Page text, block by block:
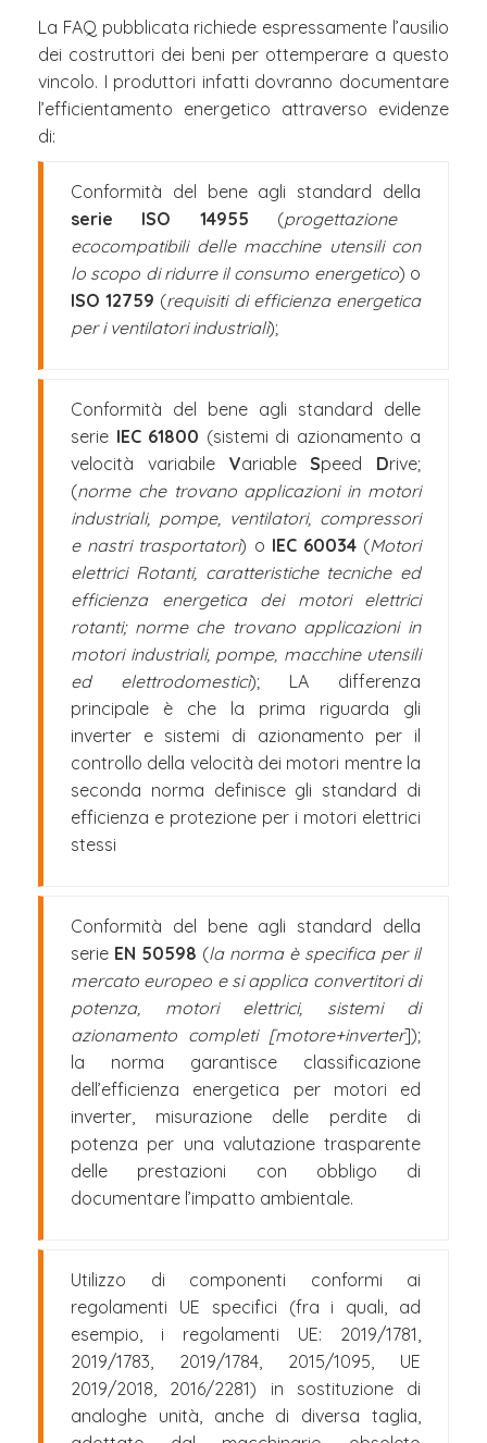
La FAQ pubblicata richiede espressamente l’ausilio
dei costruttori dei beni per ottemperare a questo
vincolo. I produttori infatti dovranno documentare
l’efficientamento energetico attraverso evidenze
di:
Conformità del bene agli standard della
serie ISO 14955 (progettazione
ecocompatibili delle macchine utensili con
lo scopo di ridurre il consumo energetico) o
ISO 12759 (requisiti di efficienza energetica
per i ventilatori industriali);
Conformità del bene agli standard delle
serie IEC 61800 (sistemi di azionamento a
velocità variabile VariableSpeed Drive;
(norme che trovano applicazioni in motori
industriali, pompe, ventilatori, compressori
e nastri trasportatori) o IEC 60034(Motori
elettrici Rotanti, caratteristiche tecniche ed
efficienza energetica dei motori elettrici
rotanti; norme che trovano applicazioni in
motori industriali, pompe, macchine utensili
ed elettrodomestici); LA differenza
principale è che la prima riguarda gli
inverter e sistemi di azionamento per il
controllo della velocità dei motori mentre la
seconda norma definisce gli standard di
efficienza e protezione per i motori elettrici
stessi
Conformità del bene agli standard della
serie EN 50598 (la norma è specifica per il
mercato europeo e si applica convertitori di
potenza, motori elettrici, sistemi di
azionamento completi [motore+inverter]);
la norma garantisce classificazione
dell’efficienza energetica per motori ed
inverter, misurazione delle perdite di
potenza per una valutazione trasparente
delle prestazioni con obbligo di
documentare l’impatto ambientale.
Utilizzo di componenti conformi ai
regolamenti UE specifici (fra i quali, ad
esempio, i regolamenti UE: 2019/1781,
2019/1783, 2019/1784, 2015/1095, UE
2019/2018, 2016/2281) in sostituzione di
analoghe unità, anche di diversa taglia,